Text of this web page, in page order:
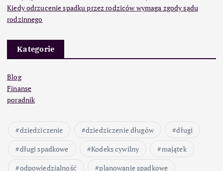
Kiedy odrzucenie spadku przez rodziców wymaga zgody sądu
rodzinnego
Kategorie
Blog
Finanse
poradnik
dziedziczenie dziedziczenie długów
długi
długi spadkowe
Kodeks cywilny
majątek
odpowiedzialność
planowanie spadkowe